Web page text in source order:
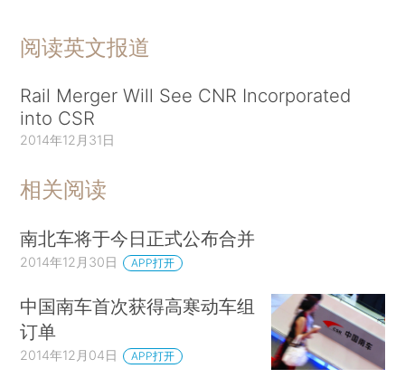
阅读英文报道
Rail Merger Will See CNR Incorporated
into CSR
2014年12月31日
相关阅读
南北车将于今日正式公布合并
2014年12月30日 APP打开
中国南车首次获得高寒动车组
订单
2014年12月04日 APP打开